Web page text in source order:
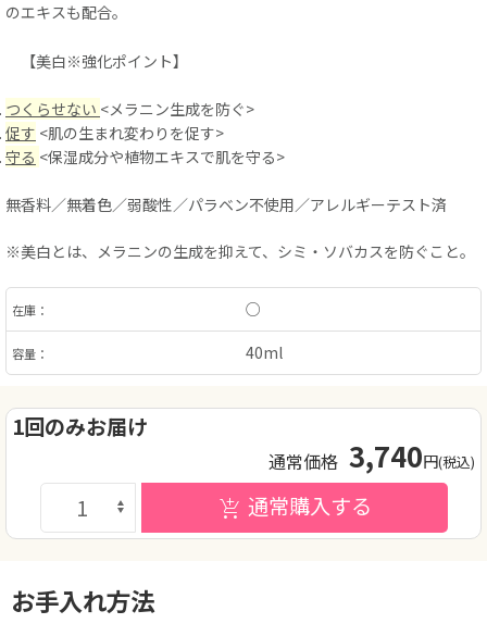
のエキスも配合。
【美白※強化ポイント】
つくらせない <メラニン生成を防ぐ>
促す <肌の生まれ変わりを促す>
守る <保湿成分や植物エキスで肌を守る>
無香料／無着色／弱酸性／パラベン不使用／アレルギーテスト済
※美白とは、メラニンの生成を抑えて、シミ・ソバカスを防ぐこと。
在庫： ○
容量： 40ml
1回のみお届け
通常価格 3,740円(税込)
通常購入する
お手入れ方法